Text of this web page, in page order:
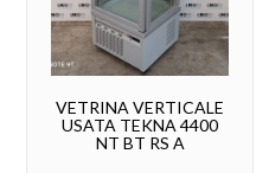
VETRINA VERTICALE
USATA TEKNA 4400
NT BT RS A